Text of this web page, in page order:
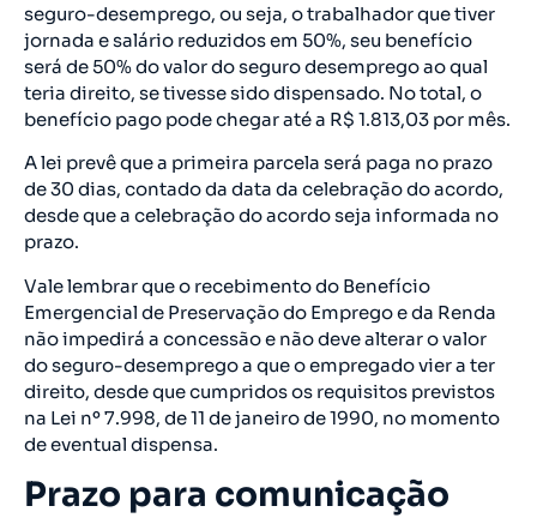
seguro-desemprego, ou seja, o trabalhador que tiver
jornada e salário reduzidos em 50%, seu benefício
será de 50% do valor do seguro desemprego ao qual
teria direito, se tivesse sido dispensado. No total, o
benefício pago pode chegar até a R$ 1.813,03 por mês.
A lei prevê que a primeira parcela será paga no prazo
de 30 dias, contado da data da celebração do acordo,
desde que a celebração do acordo seja informada no
prazo.
Vale lembrar que o recebimento do Benefício
Emergencial de Preservação do Emprego e da Renda
não impedirá a concessão e não deve alterar o valor
do seguro-desemprego a que o empregado vier a ter
direito, desde que cumpridos os requisitos previstos
na Lei nº 7.998, de 11 de janeiro de 1990, no momento
de eventual dispensa.
Prazo para comunicação